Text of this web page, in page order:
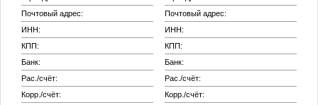
Почтовый адрес:
ИНН:
КПП:
Банк:
Рас./счёт:
Корр./счёт:
Почтовый адрес:
ИНН:
КПП:
Банк:
Рас./счёт:
Корр./счёт: